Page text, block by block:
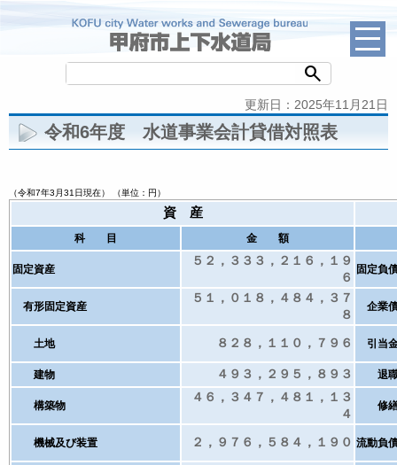
search
更新日：2025年11月21日
令和6年度 水道事業会計貸借対照表
（令和7年3月31日現在） （単位：円）
資 産
科 目 金 額
固定資産
５２，３３３，２１６，１９
６
固定負
有形固定資産
５１，０１８，４８４，３７
８
企業
土地 ８２８，１１０，７９６ 引当
建物 ４９３，２９５，８９３ 退職
構築物
４６，３４７，４８１，１３
４
修繕
機械及び装置 ２，９７６，５８４，１９０ 流動負